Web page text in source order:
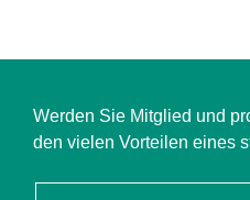
Werden Sie Mitglied und
den vielen Vorteilen eines